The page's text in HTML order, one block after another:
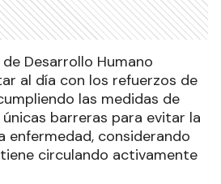
Desarrollo Humano
al día con los refuerzos de
las medidas de
barreras para evitar la
enfermedad, considerando
circulando activamente